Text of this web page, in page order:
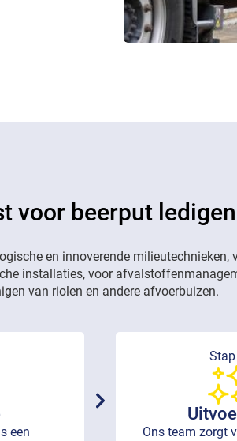
voor beerput
en innoverende milieutechnieken,
installaties, voor
van riolen en andere afvoerbuizen.
een
Ons team zorgt